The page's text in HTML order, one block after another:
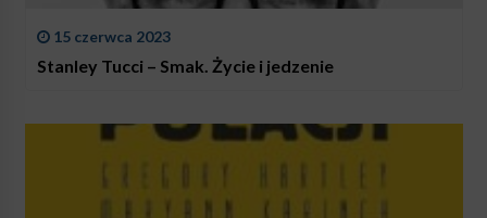
15 czerwca 2023
Stanley Tucci – Smak. Życie i jedzenie